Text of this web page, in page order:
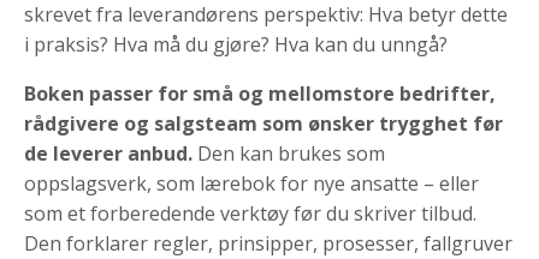
skrevet fra leverandørens perspektiv: Hva betyr dette
i praksis? Hva må du gjøre? Hva kan du unngå?
Boken passer for små og mellomstore bedrifter,
rådgivere og salgsteam som ønsker trygghet før
de leverer anbud. Den kan brukes som
oppslagsverk, som lærebok for nye ansatte – eller
som et forberedende verktøy før du skriver tilbud.
Den forklarer regler, prinsipper, prosesser, fallgruver